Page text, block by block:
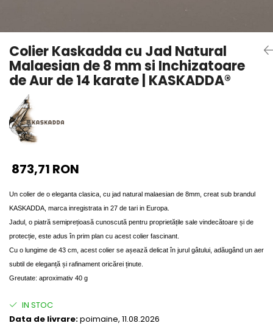
Pandantive cu Perle
Brose cu Perle
Colier Kaskadda cu Jad Natural
Malaesian de 8 mm si Inchizatoare
de Aur de 14 karate | KASKADDA®
873,71 RON
Un colier de o eleganta clasica, cu jad natural malaesian de 8mm, creat sub brandul
KASKADDA, marca inregistrata in 27 de tari in Europa.
Jadul, o piatră semiprețioasă cunoscută pentru proprietățile sale vindecătoare și de
protecție, este adus în prim plan cu acest colier fascinant.
Cu o lungime de 43 cm, acest colier se așează delicat în jurul gâtului, adăugând un aer
subtil de eleganță și rafinament oricărei ținute.
Greutate: aproximativ 40 g
IN STOC
Data de livrare:poimaine, 11.08.2026